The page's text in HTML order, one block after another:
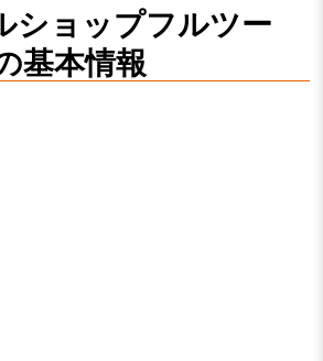
ショップフルツー
基本情報